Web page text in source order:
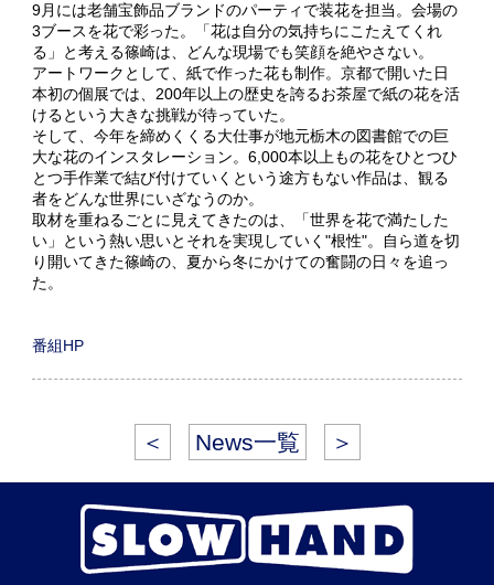
9月には老舗宝飾品ブランドのパーティで装花を担当。会場の
3ブースを花で彩った。「花は自分の気持ちにこたえてくれ
る」と考える篠崎は、どんな現場でも笑顔を絶やさない。
アートワークとして、紙で作った花も制作。京都で開いた日
本初の個展では、200年以上の歴史を誇るお茶屋で紙の花を活
けるという大きな挑戦が待っていた。
そして、今年を締めくくる大仕事が地元栃木の図書館での巨
大な花のインスタレーション。6,000本以上もの花をひとつひ
とつ手作業で結び付けていくという途方もない作品は、観る
者をどんな世界にいざなうのか。
取材を重ねるごとに見えてきたのは、「世界を花で満たした
い」という熱い思いとそれを実現していく"根性"。自ら道を切
り開いてきた篠崎の、夏から冬にかけての奮闘の日々を追っ
た。
番組HP
＜ News一覧 ＞